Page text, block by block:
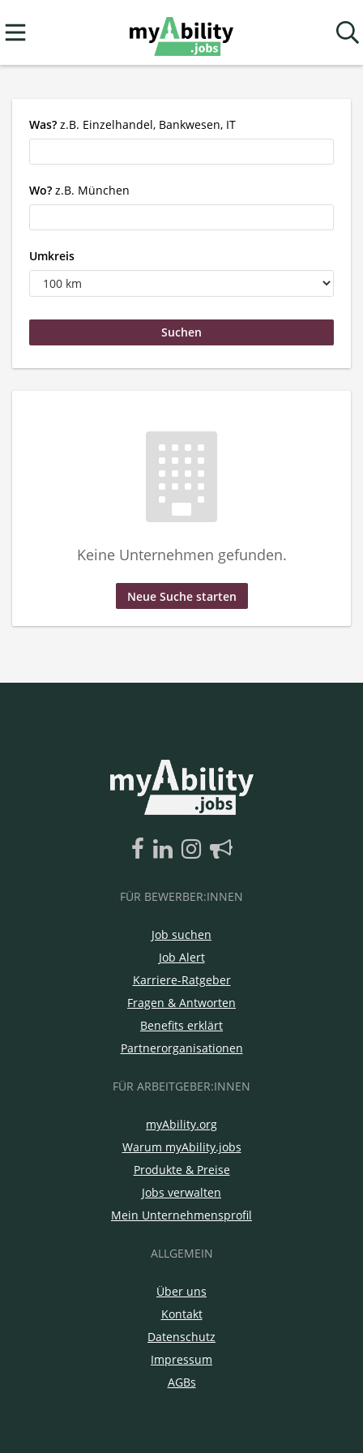
Was? z.B. Einzelhandel, Bankwesen, IT
Wo? z.B. München
Umkreis
Keine Unternehmen gefunden.
Neue Suche starten
FÜR BEWERBER:INNEN
Job suchen
Job Alert
Karriere-Ratgeber
Fragen & Antworten
Benefits erklärt
Partnerorganisationen
FÜR ARBEITGEBER:INNEN
myAbility.org
Warum myAbility.jobs
Produkte & Preise
Jobs verwalten
Mein Unternehmensprofil
ALLGEMEIN
Über uns
Kontakt
Datenschutz
Impressum
AGBs